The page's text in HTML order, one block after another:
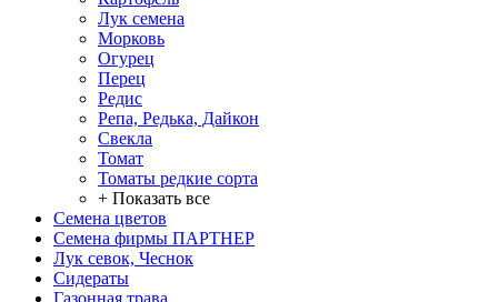
Лук семена
Морковь
Огурец
Перец
Редис
Репа, Редька, Дайкон
Свекла
Томат
Томаты редкие сорта
+ Показать все
Семена цветов
Семена фирмы ПАРТНЕР
Лук севок, Чеснок
Сидераты
Газонная трава